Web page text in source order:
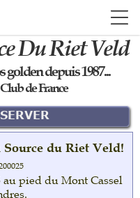
Du Riet Veld
golden depuis 1987...
de France
attendus le 11
du Riet Veld!
pied du Mont Cassel